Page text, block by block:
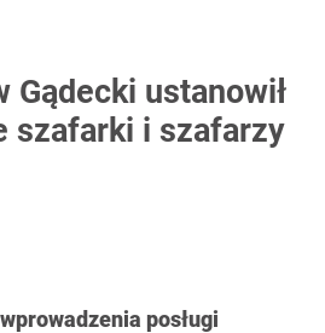
Gądecki ustanowił
szafarki i szafarzy
posługi